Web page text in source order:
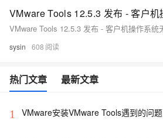
sysin 608
热门文章 最新文章
1 VMware安装VMware Tools遇到的问题